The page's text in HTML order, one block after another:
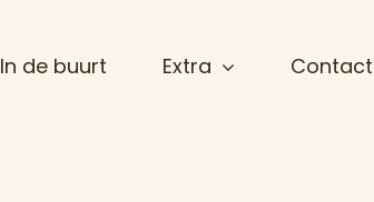
In de buurt Extra Contact